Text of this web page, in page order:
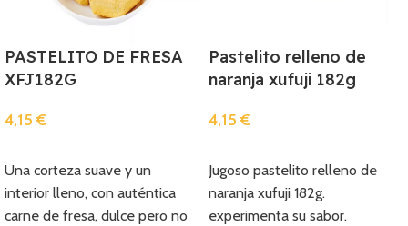
PASTELITO DE FRESA
XFJ182G
4,15€
Una corteza suave y un
interior lleno, con auténtica
carne de fresa, dulce pero no
Pastelito relleno de
naranja xufuji 182g
4,15€
Jugoso pastelito relleno de
naranja xufuji 182g.
experimenta su sabor.